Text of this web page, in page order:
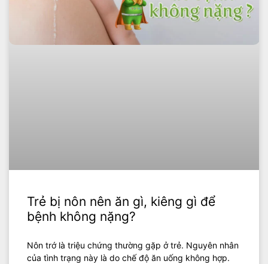
Trẻ bị nôn nên ăn gì, kiêng gì để
bệnh không nặng?
Nôn trớ là triệu chứng thường gặp ở trẻ. Nguyên nhân
của tình trạng này là do chế độ ăn uống không hợp.